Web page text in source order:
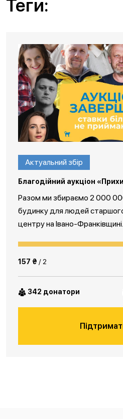
Теги:
Актуальний збір
Благодійний аукціон
Разом ми збираємо 2 000
будинку для людей
центру на Івано-Франківщині.
157 ₴ / 2
342 донатори